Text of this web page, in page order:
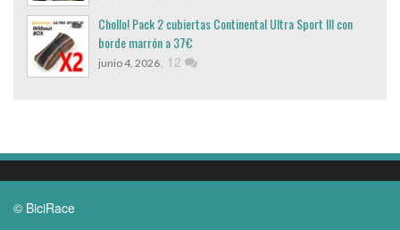
Chollo! Pack 2 cubiertas Continental Ultra Sport III con
borde marrón a 37€
junio 4, 2026, 12
© BiciRace